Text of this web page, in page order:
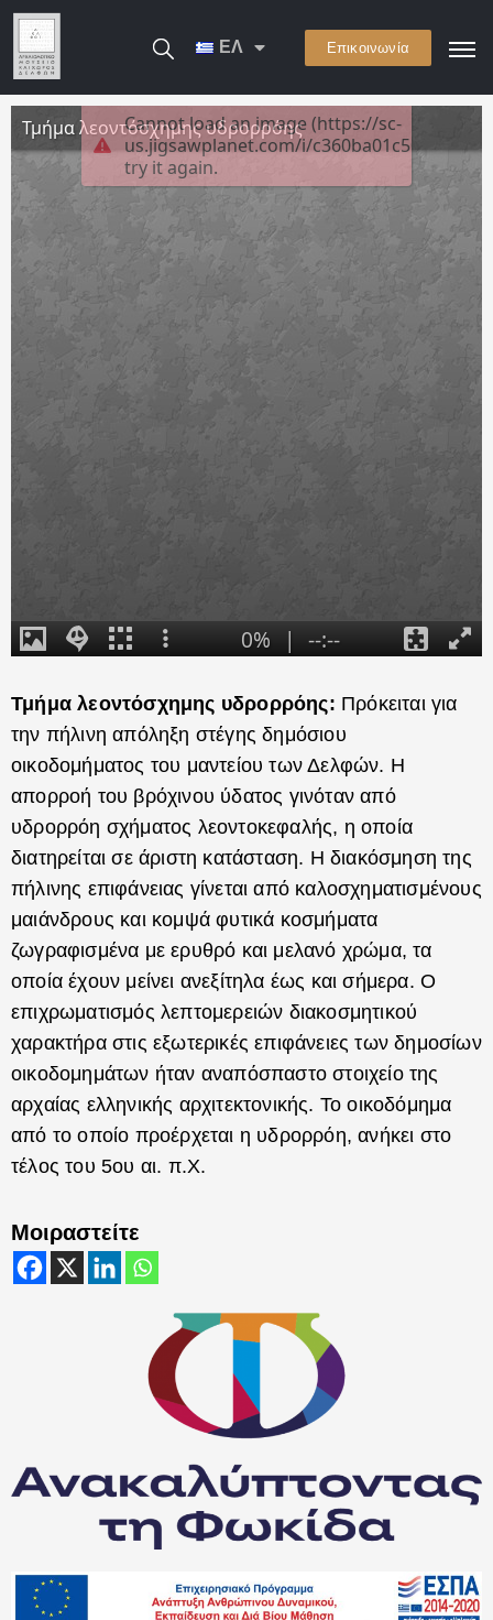
ΕΛ Επικοινωνία
Τμήμα λεοντόσχημης υδρορρόης: Πρόκειται για
την πήλινη απόληξη στέγης δημόσιου
οικοδομήματος του μαντείου των Δελφών. Η
απορροή του βρόχινου ύδατος γινόταν από
υδρορρόη σχήματος λεοντοκεφαλής, η οποία
διατηρείται σε άριστη κατάσταση. Η διακόσμηση της
πήλινης επιφάνειας γίνεται από καλοσχηματισμένους
μαιάνδρους και κομψά φυτικά κοσμήματα
ζωγραφισμένα με ερυθρό και μελανό χρώμα, τα
οποία έχουν μείνει ανεξίτηλα έως και σήμερα. Ο
επιχρωματισμός λεπτομερειών διακοσμητικού
χαρακτήρα στις εξωτερικές επιφάνειες των δημοσίων
οικοδομημάτων ήταν αναπόσπαστο στοιχείο της
αρχαίας ελληνικής αρχιτεκτονικής. Το οικοδόμημα
από το οποίο προέρχεται η υδρορρόη, ανήκει στο
τέλος του 5ου αι. π.Χ.
Μοιραστείτε